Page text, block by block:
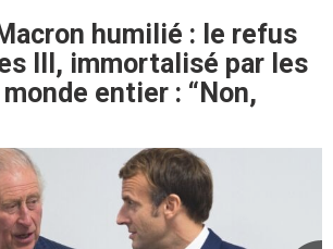
humilié : le refus
III, immortalisé par les
entier : “Non,